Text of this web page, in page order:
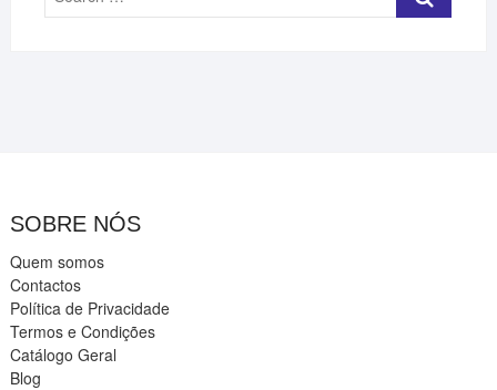
SOBRE NÓS
Quem somos
Contactos
Política de Privacidade
Termos e Condições
Catálogo Geral
Blog